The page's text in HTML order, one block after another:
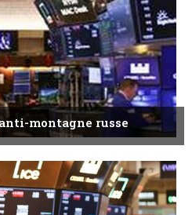
montagne russe